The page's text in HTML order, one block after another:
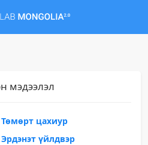
мэдээлэл
Төмөрт цахиур
Эрдэнэт үйлдвэр